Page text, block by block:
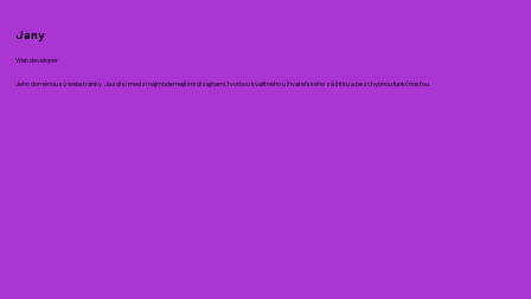
Jany
Web developer
Jeho doménou sú webstránky. Jazdí si medzi najmodernejšími dizajnami, tvorbou kvalitného uživateľského zážitku a bezchybnou funkčnosťou.